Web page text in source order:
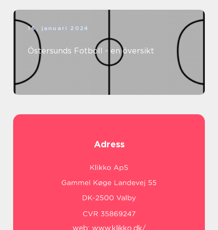
16. januari 2024
Östersunds Fotboll - en översikt
Adress
web: www.klikko.dk/